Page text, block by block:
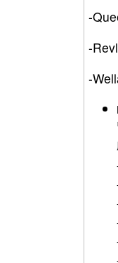
-
-
-